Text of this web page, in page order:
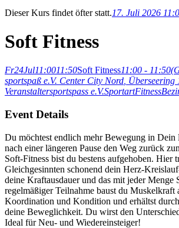
Dieser Kurs findet öfter statt.17. Juli 2026
Soft Fitness
Fr24Jul11:0011:50Soft Fitness11:00 - 11:50
sportspaß e.V. Center City Nord, Überseering
Veranstaltersportspass e.V.SportartFitness
Event Details
Du möchtest endlich mehr Bewegung in Dein
nach einer längeren Pause den Weg zurück
Soft-Fitness bist du bestens aufgehoben. Hier
Gleichgesinnten schonend dein Herz-
deine Kraftausdauer und das mit jeder Menge
regelmäßiger Teilnahme baust du Muskelkraft
Koordination und Kondition und erhältst
deine Beweglichkeit. Du wirst den
Ideal für Neu- und Wiedereinsteiger!